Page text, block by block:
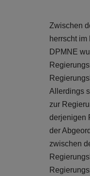
Zwischen
herrscht
DPMNE
Allerdings
zur
derjenigen
der
zwischen